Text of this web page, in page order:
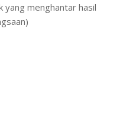
yang menghantar hasil